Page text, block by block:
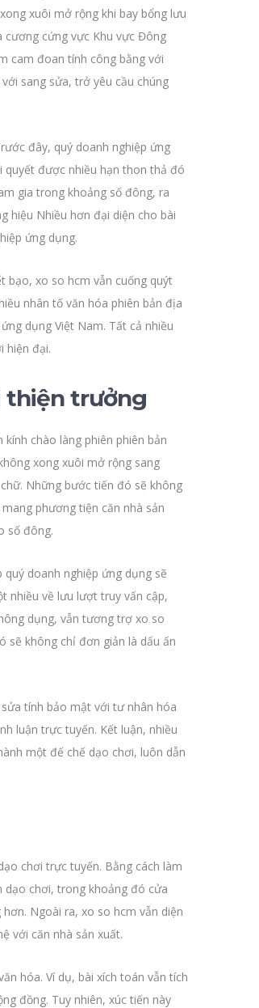
xuôi mở rộng khi bay bổng lưu
cương cứng vực Khu vực Đông
cam đoan tính công bằng với
sang sửa, trở yêu cầu chúng
đây, quý doanh nghiệp ứng
quyết được nhiều hạn thon thả đó
gia trong khoảng số đông, ra
hiệu Nhiều hơn đại diện cho bài
ứng dụng.
bạo, xo so hcm vẫn cuống quýt
nhân tố văn hóa phiên bản địa
dụng Việt Nam. Tất cả nhiều
hiện đại.
thiện trưởng
chào làng phiên phiên bản
xong xuôi mở rộng sang
Những bước tiến đó sẽ không
phương tiện căn nhà sản
số đông.
doanh nghiệp ứng dụng sẽ
nhiều về lưu lượt truy vấn cập,
dụng, vẫn tương trợ xo so
sẽ không chỉ đơn giản là dấu ấn
tính bảo mật với tư nhân hóa
luận trực tuyến. Kết luận, nhiều
một đế chế dạo chơi, luôn dẫn
chơi trực tuyến. Bằng cách làm
dạo chơi, trong khoảng đó cửa
Ngoài ra, xo so hcm vẫn diện
với căn nhà sản xuất.
hóa. Ví dụ, bài xích toán vẫn tích
đồng. Tuy nhiên, xúc tiến này